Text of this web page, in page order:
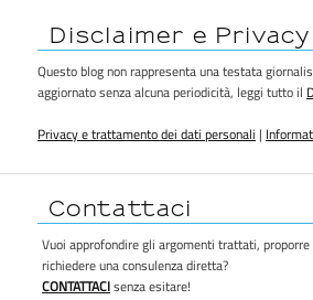
Disclaimer e Privacy
Questo blog non rappresenta una testata
aggiornato senza alcuna periodicità, leggi tutto il
Privacy e trattamento dei dati personali|
Contattaci
Vuoi approfondire gli argomenti trattati,
richiedere una consulenza diretta?
CONTATTACIsenza esitare!